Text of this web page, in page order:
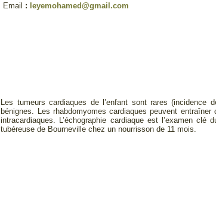
Email : leyemohamed@gmail.com
Les tumeurs cardiaques de l’enfant sont rares
bénignes. Les rhabdomyomes cardiaques peuvent
intracardiaques. L’échographie cardiaque est l’examen
tubéreuse de Bourneville chez un nourrisson de 11 mois.